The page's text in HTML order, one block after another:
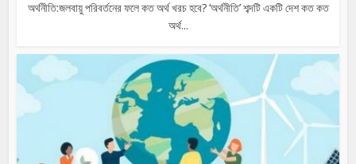
অর্থনীতি:জলবায়ু পরিবর্তনের ফলে কত অর্থ খরচ হবে? ‘অর্থনীতি’ শব্দটি একটি দেশ কত কত
অর্থ...